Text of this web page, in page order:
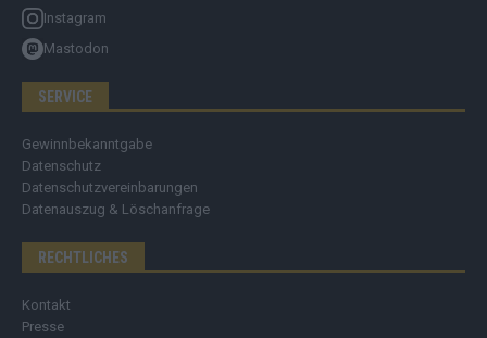
Instagram
Mastodon
SERVICE
Gewinnbekanntgabe
Datenschutz
Datenschutzvereinbarungen
Datenauszug & Löschanfrage
RECHTLICHES
Kontakt
Presse